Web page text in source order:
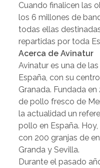
Cuando finalicen las
los 6 millones de
todas ellas
repartidas por toda
Acerca de Avinatur
Avinatur es una de
España, con su
Granada. Fundada
de pollo fresco de
la actualidad un
pollo en España.
con 200 granjas de
Granda y Sevilla.
Durante el pasado